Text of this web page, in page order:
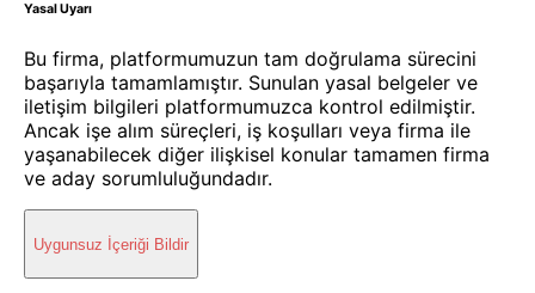
Yasal Uyarı
Bu firma, platformumuzun tam doğrulama sürecini
başarıyla tamamlamıştır. Sunulan yasal belgeler ve
iletişim bilgileri platformumuzca kontrol edilmiştir.
Ancak işe alım süreçleri, iş koşulları veya firma ile
yaşanabilecek diğer ilişkisel konular tamamen firma
ve aday sorumluluğundadır.
Uygunsuz İçeriği Bildir